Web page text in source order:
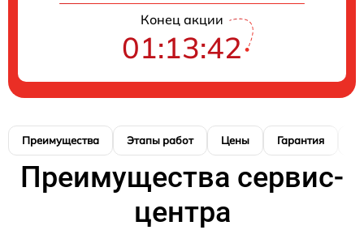
Конец акции
01:13:40
Преимущества Этапы работ Цены Гарантия
Преимущества сервис-
центра